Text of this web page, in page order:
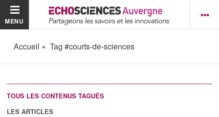
MENU
Accueil Tag #courts-de-sciences
TOUS LES CONTENUS TAGUÉS
LES ARTICLES